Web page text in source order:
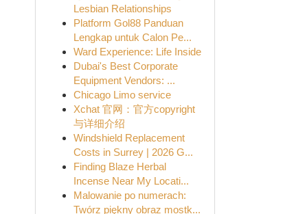
Lesbian Relationships
Platform Gol88 Panduan
Lengkap untuk Calon Pe...
Ward Experience: Life Inside
Dubai's Best Corporate
Equipment Vendors: ...
Chicago Limo service
Xchat 官网：官方copyright
与详细介绍
Windshield Replacement
Costs in Surrey | 2026 G...
Finding Blaze Herbal
Incense Near My Locati...
Malowanie po numerach:
Twórz piękny obraz mostk...